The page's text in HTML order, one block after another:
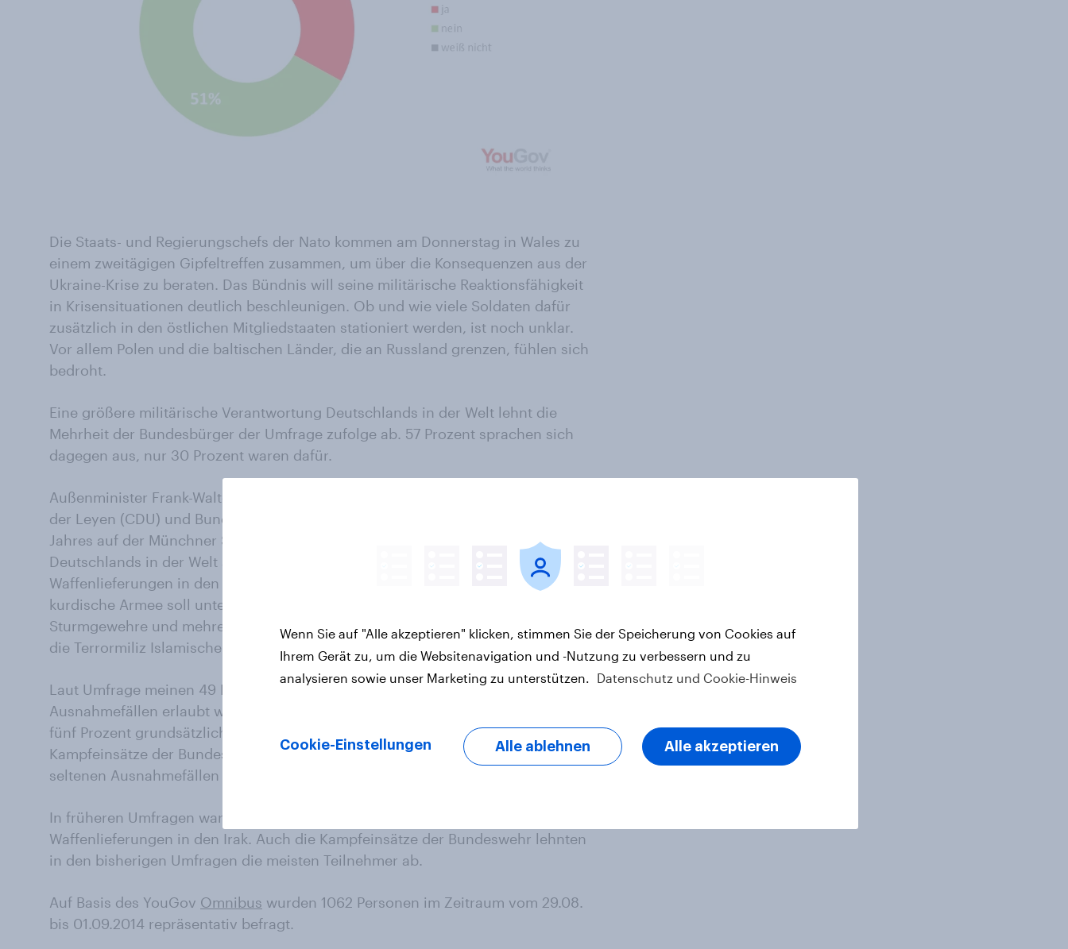
Die Staats- und Regierungschefs der Nato kommen am Donnerstag in Wales zu
einem zweitägigen Gipfeltreffen zusammen, um über die Konsequenzen aus der
Ukraine-Krise zu beraten. Das Bündnis will seine militärische Reaktionsfähigkeit
in Krisensituationen deutlich beschleunigen. Ob und wie viele Soldaten dafür
zusätzlich in den östlichen Mitgliedstaaten stationiert werden, ist noch unklar.
Vor allem Polen und die baltischen Länder, die an Russland grenzen, fühlen sich
bedroht.
Eine größere militärische Verantwortung Deutschlands in der Welt lehnt die
Mehrheit der Bundesbürger der Umfrage zufolge ab. 57 Prozent sprachen sich
dagegen aus, nur 30 Prozent waren dafür.
Außenminister Frank-Walter Steinmeier (SPD), Verteidigungsminister Ursula von
der Leyen (CDU) und Bundespräsident Joachim Gauck hatten sich Anfang des
Jahres auf der Münchner Sicherheitskonferenz für mehr Verantwortung
Deutschlands in der Welt ausgesprochen. Die am Sonntag beschlossenen
Waffenlieferungen in den Irak gelten als ein Schritt in diese Richtung. Die
kurdische Armee soll unter anderem Panzerabwehrraketen, Granaten, 16 000
Sturmgewehre und mehrere Millionen Schuss Munition für ihren Kampf gegen
die Terrormiliz Islamischer Staat (IS) erhalten.
Laut Umfrage meinen 49 Prozent, solche Waffenlieferungen sollten nur in
Ausnahmefällen erlaubt werden. 39 Prozent sind grundsätzlich dagegen und
fünf Prozent grundsätzlich dafür. Jeder Dritte (34 Prozent) sprach sich gegen
Kampfeinsätze der Bundeswehr aus, jeder Zweite (50 Prozent) würde sie aber in
seltenen Ausnahmefällen zulassen.
In früheren Umfragen waren etwa zwei Drittel der Bundesbürger gegen die
Waffenlieferungen in den Irak. Auch die Kampfeinsätze der Bundeswehr lehnten
in den bisherigen Umfragen die meisten Teilnehmer ab.
Auf Basis des YouGov Omnibus wurden 1062 Personen im Zeitraum vom 29.08.
bis 01.09.2014 repräsentativ befragt.
Wenn Sie auf "Alle akzeptieren" klicken, stimmen Sie der Speicherung von Cookies auf
Ihrem Gerät zu, um die Websitenavigation und -Nutzung zu verbessern und zu
analysieren sowie unser Marketing zu unterstützen. Datenschutz und Cookie-Hinweis
Cookie-Einstellungen Alle ablehnen Alle akzeptieren